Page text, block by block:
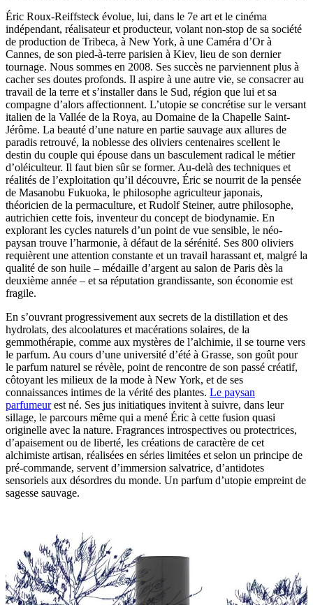
Éric Roux-Reiffsteck évolue, lui, dans le 7e art et le cinéma
indépendant, réalisateur et producteur, volant non-stop de sa société
de production de Tribeca, à New York, à une Caméra d’Or à
Cannes, de son pied-à-terre parisien à Kiev, lieu de son dernier
tournage. Nous sommes en 2008. Ses succès ne parviennent plus à
cacher ses doutes profonds. Il aspire à une autre vie, se consacrer au
travail de la terre et s’installer dans le Sud, région que lui et sa
compagne d’alors affectionnent. L’utopie se concrétise sur le versant
italien de la Vallée de la Roya, au Domaine de la Chapelle Saint-
Jérôme. La beauté d’une nature en partie sauvage aux allures de
paradis retrouvé, la noblesse des oliviers centenaires scellent le
destin du couple qui épouse dans un basculement radical le métier
d’oléiculteur. Il faut bien sûr se former. Au-delà des techniques et
réalités de l’exploitation qu’il découvre, Éric se nourrit de la pensée
de Masanobu Fukuoka, le philosophe agriculteur japonais,
théoricien de la permaculture, et Rudolf Steiner, autre philosophe,
autrichien cette fois, inventeur du concept de biodynamie. En
explorant les cycles naturels d’un point de vue sensible, le néo-
paysan trouve l’harmonie, à défaut de la sérénité. Ses 800 oliviers
requièrent une attention constante et un travail harassant et, malgré la
qualité de son huile – médaille d’argent au salon de Paris dès la
deuxième année – et sa réputation grandissante, son économie est
fragile.
En s’ouvrant progressivement aux secrets de la distillation et des
hydrolats, des alcoolatures et macérations solaires, de la
gemmothérapie, comme aux mystères de l’alchimie, il se tourne vers
le parfum. Au cours d’une université d’été à Grasse, son goût pour
le parfum naturel se révèle, point de rencontre de son passé créatif,
côtoyant les milieux de la mode à New York, et de ses
connaissances intimes de la vérité des plantes. Le paysan
parfumeurest né. Ses jus initiatiques invitent à suivre, dans leur
sillage, le parcours même qui a mené Éric à cette fusion quasi
originelle avec la nature. Fragrances introspectives ou protectrices,
d’apaisement ou de liberté, les créations de caractère de cet
alchimiste artisan, réalisées en séries limitées et selon un principe de
pré-commande, servent d’immersion salvatrice, d’antidotes
sensoriels aux désordres du monde. Un parfum d’utopie empreint de
sagesse sauvage.